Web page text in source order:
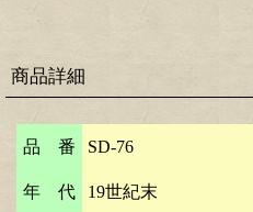
商品詳細
品 番 SD-76
年 代 19世紀末